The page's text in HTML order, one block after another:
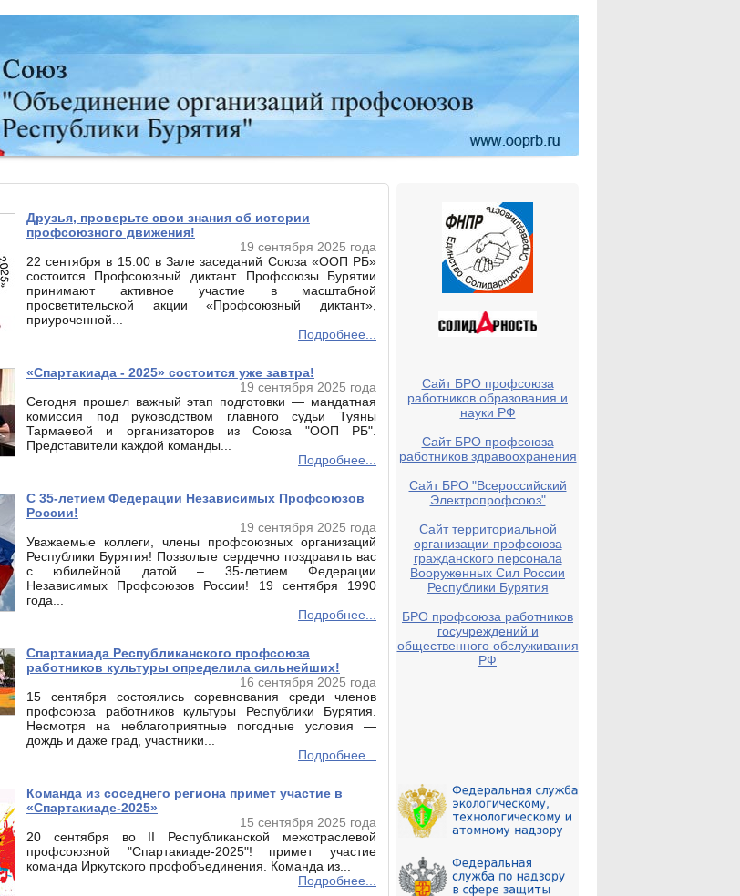
Друзья, проверьте свои знания об истории
профсоюзного движения!
19 сентября 2025 года
22 сентября в 15:00 в Зале заседаний Союза «ООП РБ»
состоится Профсоюзный диктант. Профсоюзы Бурятии
принимают активное участие в масштабной
просветительской акции «Профсоюзный диктант»,
приуроченной...
Подробнее...
«Спартакиада - 2025» состоится уже завтра!
19 сентября 2025 года
Сегодня прошел важный этап подготовки — мандатная
комиссия под руководством главного судьи Туяны
Тармаевой и организаторов из Союза "ООП РБ".
Представители каждой команды...
Подробнее...
С 35-летием Федерации Независимых Профсоюзов
России!
19 сентября 2025 года
Уважаемые коллеги, члены профсоюзных организаций
Республики Бурятия! Позвольте сердечно поздравить вас
с юбилейной датой – 35-летием Федерации
Независимых Профсоюзов России! 19 сентября 1990
года...
Подробнее...
Спартакиада Республиканского профсоюза
работников культуры определила сильнейших!
16 сентября 2025 года
15 сентября состоялись соревнования среди членов
профсоюза работников культуры Республики Бурятия.
Несмотря на неблагоприятные погодные условия —
дождь и даже град, участники...
Подробнее...
Команда из соседнего региона примет участие в
«Спартакиаде-2025»
15 сентября 2025 года
20 сентября во II Республиканской межотраслевой
профсоюзной "Спартакиаде-2025"! примет участие
команда Иркутского профобъединения. Команда из...
Подробнее...
Сайт БРО профсоюза
работников образования и
науки РФ
Сайт БРО профсоюза
работников здравоохранения
Сайт БРО "Всероссийский
Электропрофсоюз"
Сайт территориальной
организации профсоюза
гражданского персонала
Вооруженных Сил России
Республики Бурятия
БРО профсоюза работников
госучреждений и
общественного обслуживания
РФ